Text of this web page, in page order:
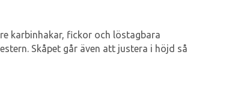
karbinhakar, fickor och löstagbara
Skåpet går även att justera i höjd så